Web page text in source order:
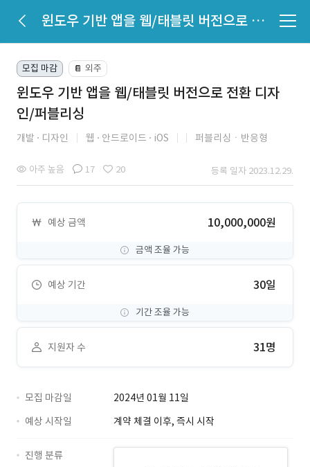
윈도우 기반 앱을 웹/태블릿 버전으로 전환 디자인/퍼블리싱
모집 마감 📔 외주
윈도우 기반 앱을 웹/태블릿 버전으로 전환 디자
인/퍼블리싱
개발 디자인 웹 안드로이드 iOS 퍼블리싱ㆍ반응형
아주 높음 17 20 등록 일자 2023.12.29.
예상 금액 10,000,000원
금액 조율 가능
예상 기간 30일
기간 조율 가능
지원자 수 31명
모집 마감일
2024년 01월 11일
예상 시작일
계약 체결 이후, 즉시 시작
진행 분류